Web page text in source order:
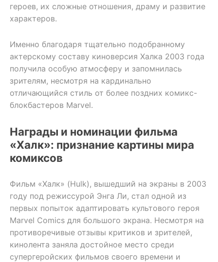
героев, их сложные отношения, драму и развитие
характеров.
Именно благодаря тщательно подобранному
актерскому составу киноверсия Халка 2003 года
получила особую атмосферу и запомнилась
зрителям, несмотря на кардинально
отличающийся стиль от более поздних комикс-
блокбастеров Marvel.
Награды и номинации фильма
«Халк»: признание картины мира
комиксов
Фильм «Халк» (Hulk), вышедший на экраны в 2003
году под режиссурой Энга Ли, стал одной из
первых попыток адаптировать культового героя
Marvel Comics для большого экрана. Несмотря на
противоречивые отзывы критиков и зрителей,
кинолента заняла достойное место среди
супергеройских фильмов своего времени и